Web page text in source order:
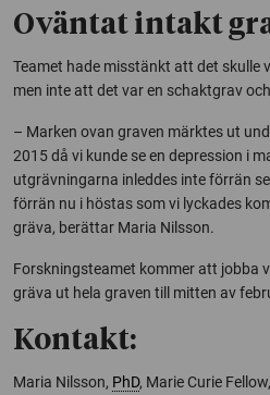
Oväntat intakt
Teamet hade misstänkt att det skulle
men inte att det var en schaktgrav
– Marken ovan graven märktes ut
2015 då vi kunde se en depression i
utgrävningarna inleddes inte förrän
förrän nu i höstas som vi lyckades
gräva, berättar Maria Nilsson.
Forskningsteamet kommer att jobba
gräva ut hela graven till mitten av
Kontakt:
Maria Nilsson, PhD, Marie Curie